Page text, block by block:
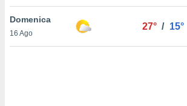
Domenica
16 Ago
27° / 15°